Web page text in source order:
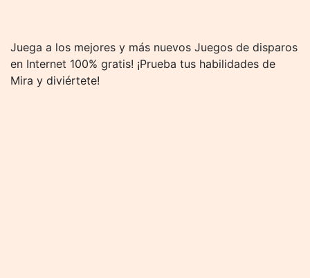
Juega a los mejores y más nuevos Juegos de disparos
en Internet 100% gratis! ¡Prueba tus habilidades de
Mira y diviértete!